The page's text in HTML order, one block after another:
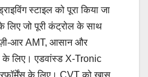
स्टाइल को पूरा किया जा
जो पूरी कंट्रोल के साथ
आर AMT, आसान और
के लिए। एडवांस्ड X-Tronic
के लिए। CVT को खास